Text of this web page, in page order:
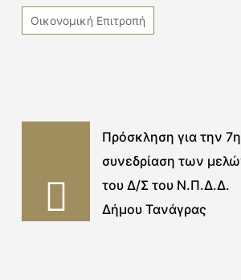
Οικονομική Επιτροπή
Πρόσκληση για την 7η
συνεδρίαση των
του Δ/Σ του Ν.Π.Δ.Δ.
Δήμου Τανάγρας